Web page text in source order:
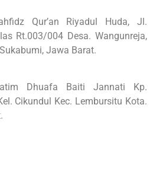
Qur’an Riyadul Huda, Jl.
Rt.003/004 Desa. Wangunreja,
Jawa Barat.
Dhuafa Baiti Jannati Kp.
Cikundul Kec. Lembursitu Kota.